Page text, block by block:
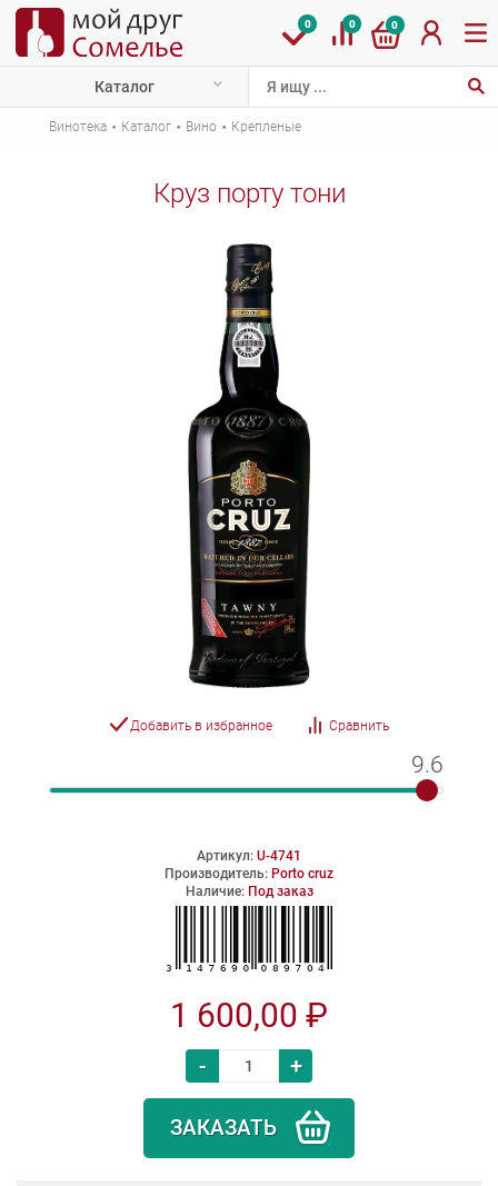
0 0 0
Каталог
Винотека · Каталог · Вино · Крепленые
Круз порту тони
Добавить в избранное Сравнить
9.6
9.6
Артикул: U-4741
Производитель: Porto cruz
Наличие: Под заказ
1 600,00 ₽
- +
ЗАКАЗАТЬ